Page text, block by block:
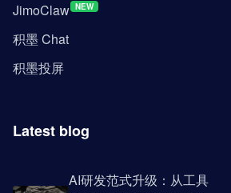
JimoClaw NEW
积墨 Chat
积墨投屏
Latest blog
AI研发范式升级：从工具